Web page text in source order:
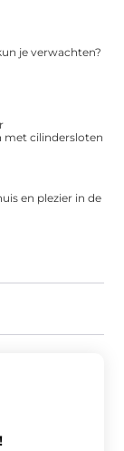
je verwachten?
met cilindersloten
en plezier in de